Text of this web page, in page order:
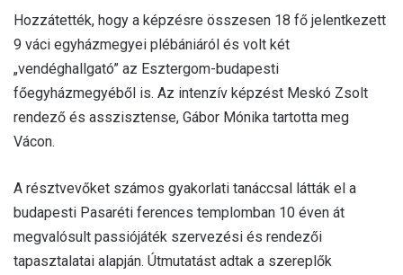
Hozzátették, hogy a képzésre összesen 18 fő jelentkezett
9 váci egyházmegyei plébániáról és volt két
„vendéghallgató” az Esztergom-budapesti
főegyházmegyéből is. Az intenzív képzést Meskó Zsolt
rendező és asszisztense, Gábor Mónika tartotta meg
Vácon.
A résztvevőket számos gyakorlati tanáccsal látták el a
budapesti Pasaréti ferences templomban 10 éven át
megvalósult passiójáték szervezési és rendezői
tapasztalatai alapján. Útmutatást adtak a szereplők